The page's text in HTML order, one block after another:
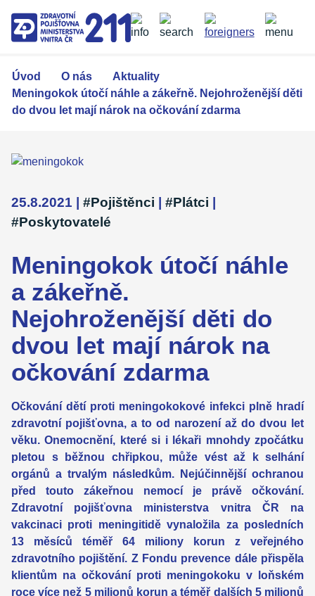
hlavnímu
Úvod
O nás
Aktuality
Meningokok útočí náhle a zákeřně. Nejohroženější děti
do dvou let mají nárok na očkování zdarma
25.8.2021 | #Pojištěnci | #Plátci |
#Poskytovatelé
Meningokok útočí náhle
a zákeřně.
Nejohroženější děti do
dvou let mají nárok na
očkování zdarma
Očkování dětí proti meningokokové infekci plně hradí
zdravotní pojišťovna, a to od narození až do dvou let
věku. Onemocnění, které si i lékaři mnohdy zpočátku
pletou s běžnou chřipkou, může vést až k selhání
orgánů a trvalým následkům. Nejúčinnější ochranou
před touto zákeřnou nemocí je právě očkování.
Zdravotní pojišťovna ministerstva vnitra ČR na
vakcinaci proti meningitidě vynaložila za posledních
13 měsíců téměř 64 miliony korun z veřejného
zdravotního pojištění. Z Fondu prevence dále přispěla
klientům na očkování proti meningokoku v loňském
roce více než 5 milionů korun a téměř dalších 5 milionů